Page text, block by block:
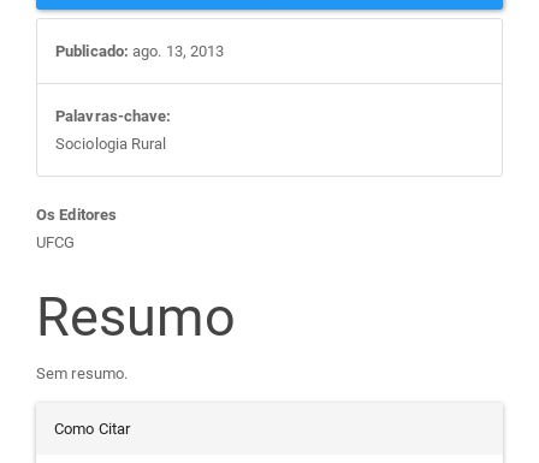
Publicado: ago. 13, 2013
Palavras-chave:
Sociologia Rural
Conteúdo
do
artigo
principal
Os Editores
UFCG
Resumo
Sem resumo.
Detalhes
Como Citar